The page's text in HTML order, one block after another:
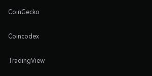
CoinGecko
Coincodex
TradingView